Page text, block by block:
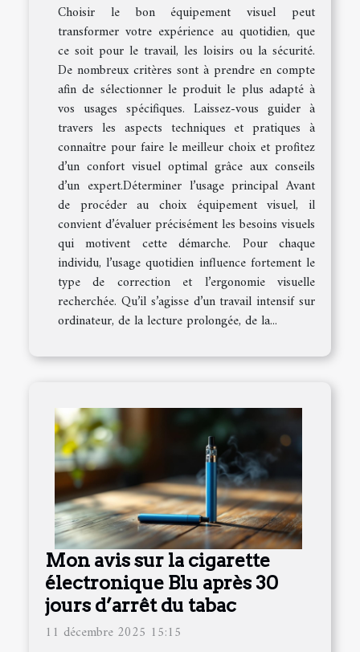
Choisir le bon équipement visuel peut
transformer votre expérience au quotidien, que
ce soit pour le travail, les loisirs ou la sécurité.
De nombreux critères sont à prendre en compte
afin de sélectionner le produit le plus adapté à
vos usages spécifiques. Laissez-vous guider à
travers les aspects techniques et pratiques à
connaître pour faire le meilleur choix et profitez
d’un confort visuel optimal grâce aux conseils
d’un expert.Déterminer l’usage principal Avant
de procéder au choix équipement visuel, il
convient d’évaluer précisément les besoins visuels
qui motivent cette démarche. Pour chaque
individu, l’usage quotidien influence fortement le
type de correction et l’ergonomie visuelle
recherchée. Qu’il s’agisse d’un travail intensif sur
ordinateur, de la lecture prolongée, de la...
Mon avis sur la cigarette
électronique Blu après 30
jours d’arrêt du tabac
11 décembre 2025 15:15